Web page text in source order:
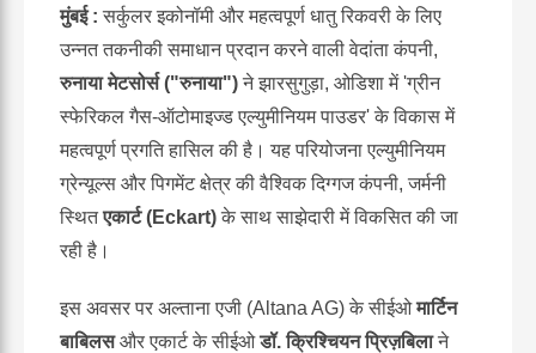
मुंबई : सर्कुलर इकोनॉमी और महत्वपूर्ण धातु रिकवरी के लिए
उन्नत तकनीकी समाधान प्रदान करने वाली वेदांता कंपनी,
रुनाया मेटसोर्स ("रुनाया")ने झारसुगुड़ा, ओडिशा में 'ग्रीन
स्फेरिकल गैस-ऑटोमाइज्ड एल्युमीनियम पाउडर' के विकास में
महत्वपूर्ण प्रगति हासिल की है। यह परियोजना एल्युमीनियम
ग्रेन्यूल्स और पिगमेंट क्षेत्र की वैश्विक दिग्गज कंपनी, जर्मनी
स्थितएकार्ट (Eckart)के साथ साझेदारी में विकसित की जा
रही है।
इस अवसर पर अल्ताना एजी (Altana AG) के सीईओमार्टिन
बाबिलसऔर एकार्ट के सीईओडॉ. क्रिश्चियन प्रिज़बिलाने